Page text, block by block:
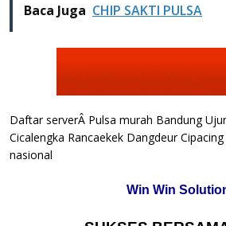
Baca Juga CHIP SAKTI PULSA
Daftar serverÂ Pulsa murah Bandung
Cicalengka Rancaekek Dangdeur
nasional
Win Win